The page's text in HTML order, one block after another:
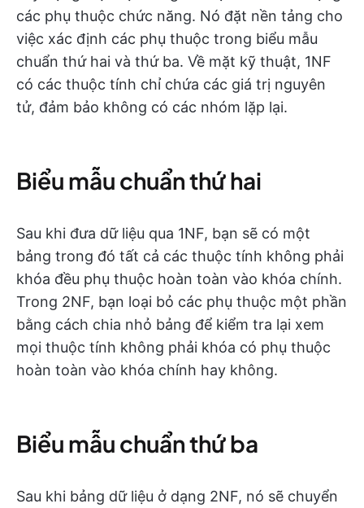
các phụ thuộc chức năng. Nó đặt nền tảng cho
việc xác định các phụ thuộc trong biểu mẫu
chuẩn thứ hai và thứ ba. Về mặt kỹ thuật, 1NF
có các thuộc tính chỉ chứa các giá trị nguyên
tử, đảm bảo không có các nhóm lặp lại.
Biểu mẫu chuẩn thứ hai
Sau khi đưa dữ liệu qua 1NF, bạn sẽ có một
bảng trong đó tất cả các thuộc tính không phải
khóa đều phụ thuộc hoàn toàn vào khóa chính.
Trong 2NF, bạn loại bỏ các phụ thuộc một phần
bằng cách chia nhỏ bảng để kiểm tra lại xem
mọi thuộc tính không phải khóa có phụ thuộc
hoàn toàn vào khóa chính hay không.
Biểu mẫu chuẩn thứ ba
Sau khi bảng dữ liệu ở dạng 2NF, nó sẽ chuyển